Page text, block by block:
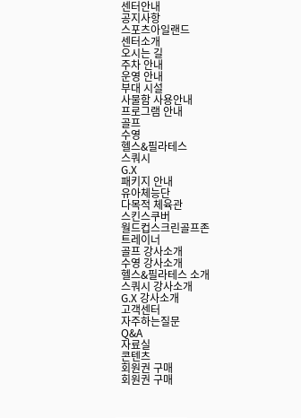
센터안내
공지사항
스포츠아일랜드
센터소개
오시는 길
주차 안내
운영 안내
부대 시설
사물함 사용안내
프로그램 안내
골프
수영
헬스&필라테스
스쿼시
G.X
패키지 안내
유아체능단
다목적 체육관
스킨스쿠버
월드컵스크린골프존
트레이너
골프 강사소개
수영 강사소개
헬스&필라테스 소개
스쿼시 강사소개
G.X 강사소개
고객센터
자주하는질문
Q&A
자료실
콘텐츠
회원권 구매
회원권 구매